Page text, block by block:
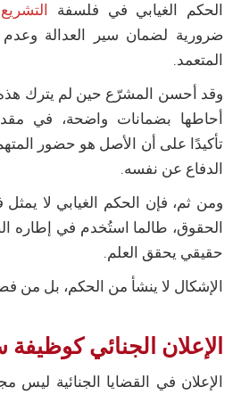
الحكم الغيابي في فلسفة
ضرورية لضمان سير العدالة وعدم
المتعمد.
وقد أحسن المشرّع حين لم يترك هذه
أحاطها بضمانات واضحة، في
تأكيدًا على أن الأصل هو حضور
الدفاع عن نفسه.
ومن ثم، فإن الحكم الغيابي لا
الحقوق، طالما استُخدم في إطاره
حقيقي يحقق العلم.
الإشكال لا ينشأ من الحكم، بل من
الإعلان الجنائي كوظيفة
الإعلان في القضايا الجنائية